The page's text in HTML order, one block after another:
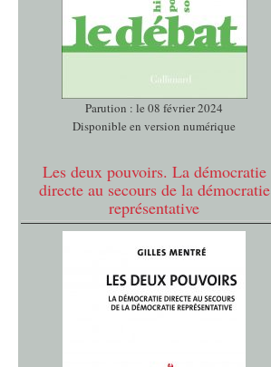
Parution : le 08 février 2024
Disponible en version numérique
Les deux pouvoirs. La démocratie
directe au secours de la démocratie
représentative